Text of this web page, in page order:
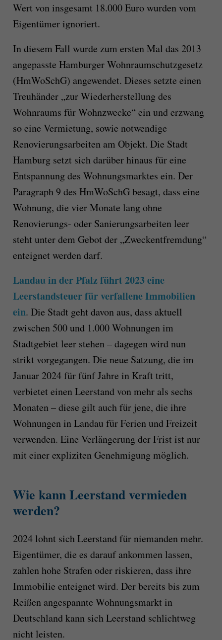
Wert von insgesamt 18.000 Euro wurden vom
Eigentümer ignoriert.
In diesem Fall wurde zum ersten Mal das 2013
angepasste Hamburger Wohnraumschutzgesetz
(HmWoSchG) angewendet. Dieses setzte einen
Treuhänder „zur Wiederherstellung des
Wohnraums für Wohnzwecke“ ein und erzwang
so eine Vermietung, sowie notwendige
Renovierungsarbeiten am Objekt. Die Stadt
Hamburg setzt sich darüber hinaus für eine
Entspannung des Wohnungsmarktes ein. Der
Paragraph 9 des HmWoSchG besagt, dass eine
Wohnung, die vier Monate lang ohne
Renovierungs- oder Sanierungsarbeiten leer
steht unter dem Gebot der „Zweckentfremdung“
enteignet werden darf.
Landau in der Pfalz führt 2023 eine
Leerstandsteuer für verfallene Immobilien
ein. Die Stadt geht davon aus, dass aktuell
zwischen 500 und 1.000 Wohnungen im
Stadtgebiet leer stehen – dagegen wird nun
strikt vorgegangen. Die neue Satzung, die im
Januar 2024 für fünf Jahre in Kraft tritt,
verbietet einen Leerstand von mehr als sechs
Monaten – diese gilt auch für jene, die ihre
Wohnungen in Landau für Ferien und Freizeit
verwenden. Eine Verlängerung der Frist ist nur
mit einer expliziten Genehmigung möglich.
Wie kann Leerstand vermieden
werden?
2024 lohnt sich Leerstand für niemanden mehr.
Eigentümer, die es darauf ankommen lassen,
zahlen hohe Strafen oder riskieren, dass ihre
Immobilie enteignet wird. Der bereits bis zum
Reißen angespannte Wohnungsmarkt in
Deutschland kann sich Leerstand schlichtweg
nicht leisten.